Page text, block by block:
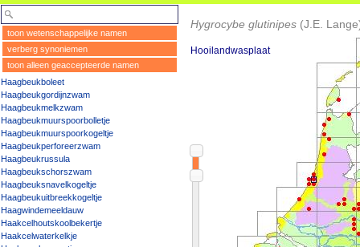
toon wetenschappelijke namen
verberg synoniemen
toon alleen geaccepteerde namen
Haagbeukboleet
Haagbeukgordijnzwam
Haagbeukmelkzwam
Haagbeukmuurspoorbolletje
Haagbeukmuurspoorkogeltje
Haagbeukperforeerzwam
Haagbeukrussula
Haagbeukschorszwam
Haagbeuksnavelkogeltje
Haagbeukuitbreekkogeltje
Haagwindemeeldauw
Haakcelhoutskoolbekertje
Haakcelwaterkelkje
Hygrocybe glutinipes (J.E.
Hooilandwasplaat